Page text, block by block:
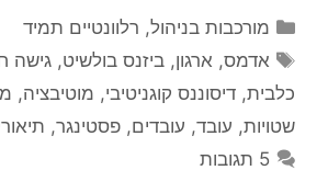
קטגוריות
מורכבות בניהול, רלוונטיים תמיד
תגיות
אדמס, ארגון,ביזנס בולשיט,גישה
כלבית, דיסוננס קוגניטיבי, מוטיבציה,
שטויות, עובד, עובדים, פסטינגר,
5 תגובות